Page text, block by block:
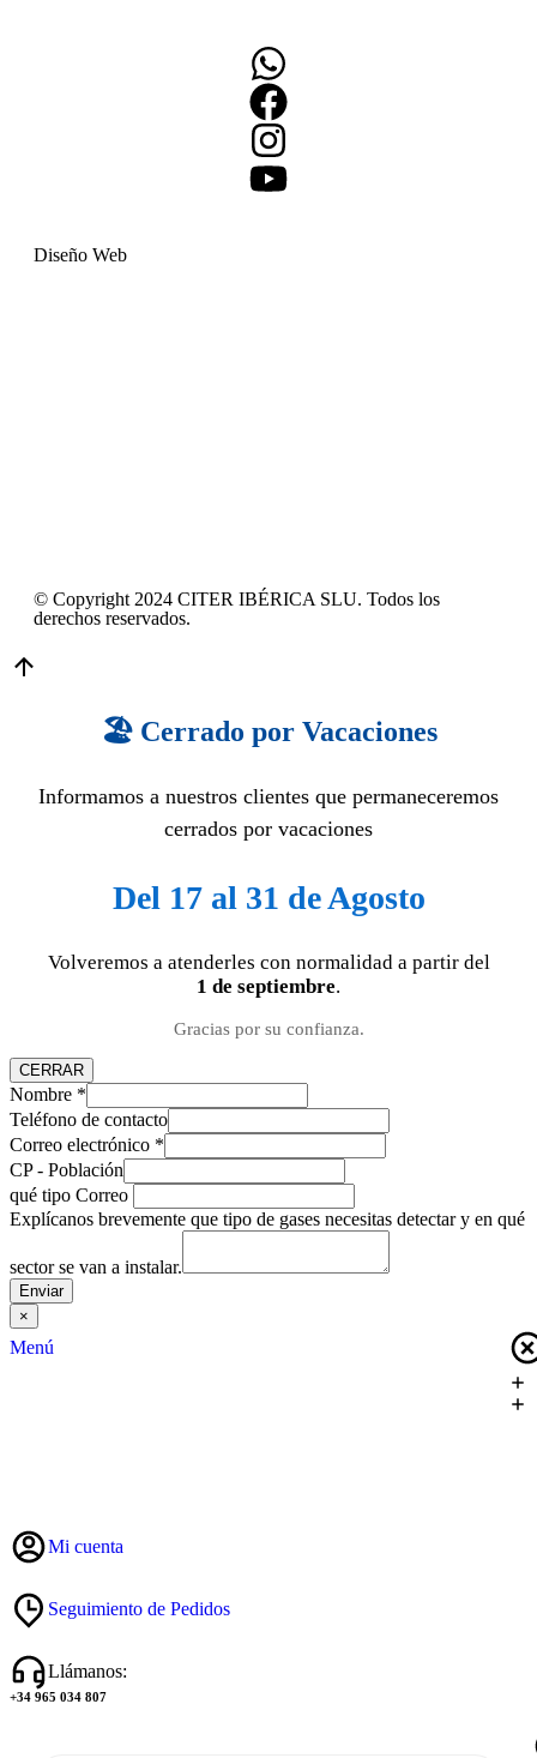
© Copyright 2024 CITER IBÉRICA SLU. Todos los
derechos reservados.
Diseño Web
🏖️ Cerrado por Vacaciones
Informamos a nuestros clientes que permaneceremos
cerrados por vacaciones
Del 17 al 31 de Agosto
Volveremos a atenderles con normalidad a partir del
1 de septiembre.
Gracias por su confianza.
CERRAR
Nombre *
Teléfono de contacto
Correo electrónico *
CP - Población
qué tipo Correo
Explícanos brevemente que tipo de gases necesitas detectar y en qué
sector se van a instalar.
Enviar
×
Menú
Mi cuenta
Seguimiento de Pedidos
Llámanos:
+34 965 034 807